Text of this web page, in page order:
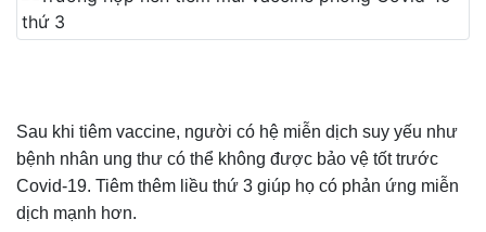
Sau khi tiêm vaccine, người có hệ miễn dịch suy yếu như
bệnh nhân ung thư có thể không được bảo vệ tốt trước
Covid-19. Tiêm thêm liều thứ 3 giúp họ có phản ứng miễn
dịch mạnh hơn.